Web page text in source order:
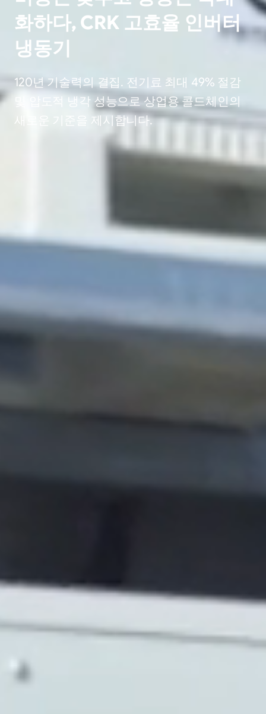
화하다, CRK 고효율 인버터
냉동기
120년 기술력의 결집. 전기료 최대 49% 절감
및 압도적 냉각 성능으로 상업용 콜드체인의
새로운 기준을 제시합니다.